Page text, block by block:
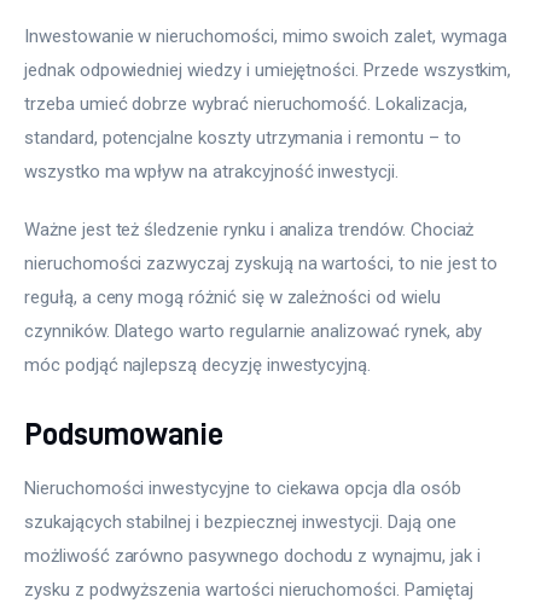
Inwestowanie w nieruchomości, mimo swoich zalet, wymaga
jednak odpowiedniej wiedzy i umiejętności. Przede wszystkim,
trzeba umieć dobrze wybrać nieruchomość. Lokalizacja,
standard, potencjalne koszty utrzymania i remontu – to
wszystko ma wpływ na atrakcyjność inwestycji.
Ważne jest też śledzenie rynku i analiza trendów. Chociaż
nieruchomości zazwyczaj zyskują na wartości, to nie jest to
regułą, a ceny mogą różnić się w zależności od wielu
czynników. Dlatego warto regularnie analizować rynek, aby
móc podjąć najlepszą decyzję inwestycyjną.
Podsumowanie
Nieruchomości inwestycyjne to ciekawa opcja dla osób
szukających stabilnej i bezpiecznej inwestycji. Dają one
możliwość zarówno pasywnego dochodu z wynajmu, jak i
zysku z podwyższenia wartości nieruchomości. Pamiętaj